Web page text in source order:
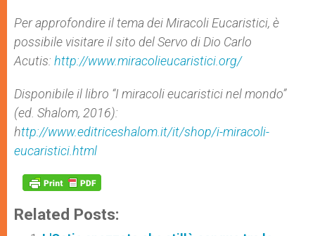
Per approfondire il tema dei Miracoli Eucaristici, è
possibile visitare il sito del Servo di Dio Carlo
Acutis: http://www.miracolieucaristici.org/
Disponibile il libro “I miracoli eucaristici nel mondo”
(ed. Shalom, 2016):
http://www.editriceshalom.it/it/shop/i-miracoli-
eucaristici.html
Related Posts: